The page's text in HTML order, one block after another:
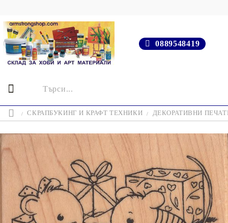
0889548419
СКРАПБУКИНГ И КРАФТ ТЕХНИКИ ДЕКОРАТИВНИ